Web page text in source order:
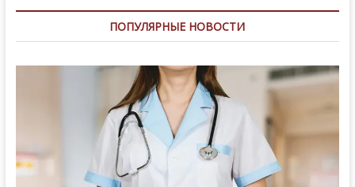
ПОПУЛЯРНЫЕ НОВОСТИ